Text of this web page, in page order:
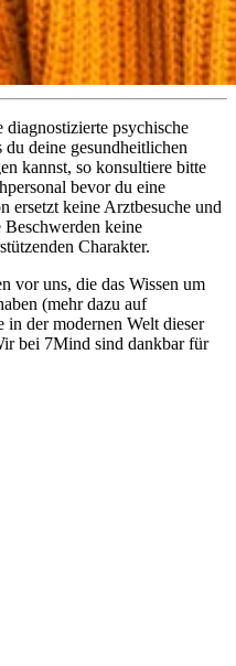
psychische
deine gesundheitlichen
kannst, so konsultiere bitte
bevor du eine
ersetzt keine Arztbesuche und
keine
Charakter.
vor uns, die das Wissen um
(mehr dazu auf
in der modernen Welt dieser
bei 7Mind sind dankbar für